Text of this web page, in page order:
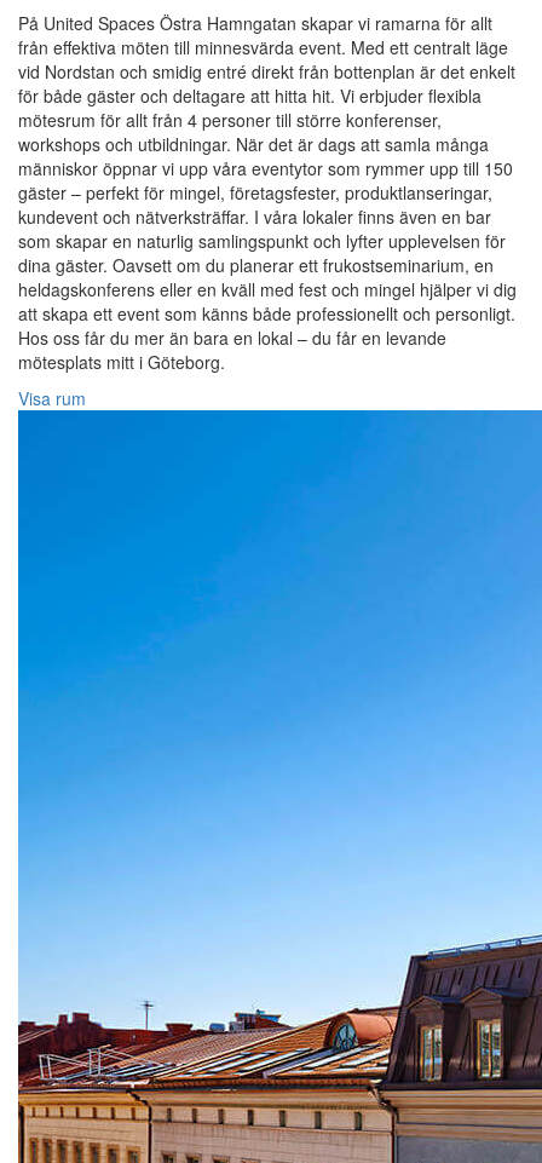
På United Spaces Östra Hamngatan skapar vi ramarna för allt
från effektiva möten till minnesvärda event. Med ett centralt läge
vid Nordstan och smidig entré direkt från bottenplan är det enkelt
för både gäster och deltagare att hitta hit. Vi erbjuder flexibla
mötesrum för allt från 4 personer till större konferenser,
workshops och utbildningar. När det är dags att samla många
människor öppnar vi upp våra eventytor som rymmer upp till 150
gäster – perfekt för mingel, företagsfester, produktlanseringar,
kundevent och nätverksträffar. I våra lokaler finns även en bar
som skapar en naturlig samlingspunkt och lyfter upplevelsen för
dina gäster. Oavsett om du planerar ett frukostseminarium, en
heldagskonferens eller en kväll med fest och mingel hjälper vi dig
att skapa ett event som känns både professionellt och personligt.
Hos oss får du mer än bara en lokal – du får en levande
mötesplats mitt i Göteborg.
Visa rum